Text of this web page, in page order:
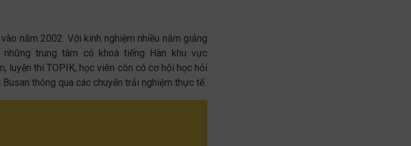
năm 2002. Với kinh nghiệm nhiều năm giảng
trung tâm có khoá tiếng Hàn khu vực
luyện thi TOPIK, học viên còn có cơ hội học hỏi
thông qua các chuyến trải nghiệm thực tế.